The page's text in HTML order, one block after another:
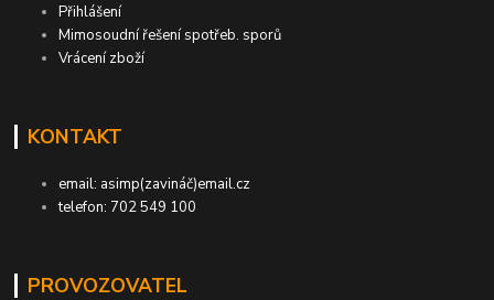
Přihlášení
Mimosoudní řešení spotřeb. sporů
Vrácení zboží
KONTAKT
email: asimp(zavináč)email.cz
telefon: 702 549 100
PROVOZOVATEL